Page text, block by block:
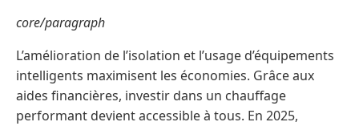
core/paragraph
L’amélioration de l’isolation et l’usage d’équipements
intelligents maximisent les économies. Grâce aux
aides financières, investir dans un chauffage
performant devient accessible à tous. En 2025,